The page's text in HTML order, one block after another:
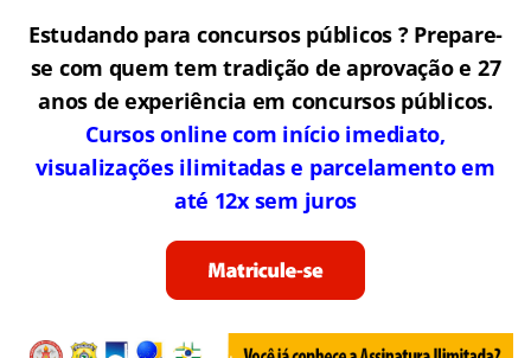
Estudando para concursos públicos ? Prepare-
se com quem tem tradição de aprovação e 27
anos de experiência em concursos públicos.
Cursos online com início imediato,
visualizações ilimitadas e parcelamento em
até 12x sem juros